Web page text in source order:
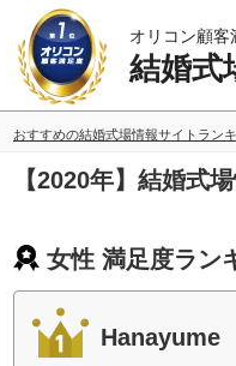
オリコン顧客
結婚式
おすすめの結婚式場情報サイトラン
【2020年】結婚式
女性 満足度ラン
Hanayume